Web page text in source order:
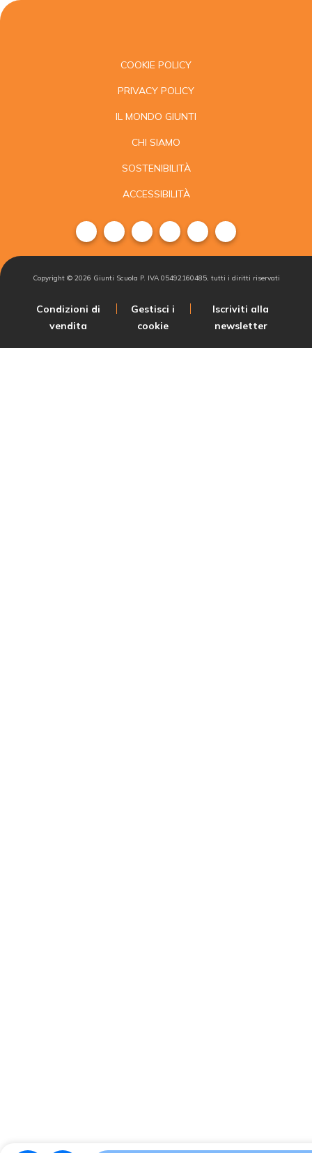
COOKIE POLICY
PRIVACY POLICY
IL MONDO GIUNTI
CHI SIAMO
SOSTENIBILITÀ
ACCESSIBILITÀ
Copyright © 2026 Giunti Scuola P. IVA 05492160485, tutti i diritti riservati
Condizioni di
vendita
Gestisci i
cookie
Iscriviti alla
newsletter